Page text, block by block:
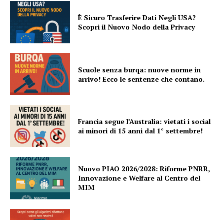
È Sicuro Trasferire Dati Negli USA?
Scopri il Nuovo Nodo della Privacy
Scuole senza burqa: nuove norme in
arrivo! Ecco le sentenze che contano.
Francia segue l’Australia: vietati i social
ai minori di 15 anni dal 1° settembre!
Nuovo PIAO 2026/2028: Riforme PNRR,
Innovazione e Welfare al Centro del
MIM